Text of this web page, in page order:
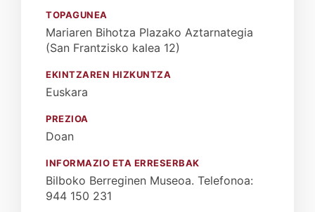
TOPAGUNEA
Mariaren Bihotza Plazako Aztarnategia
(San Frantzisko kalea 12)
EKINTZAREN HIZKUNTZA
Euskara
PREZIOA
Doan
INFORMAZIO ETA ERRESERBAK
Bilboko Berreginen Museoa. Telefonoa:
944 150 231